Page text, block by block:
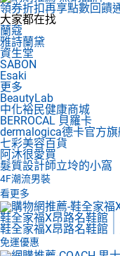
領券折扣再享點數回饋
大家都在找
蘭蔻
雅詩蘭黛
資生堂
SABON
Esaki
更多
BeautyLab
中化裕民健康商城
BERROCAL 貝羅卡
dermalogica德卡官方
七彩美容百貨
阿沐很愛買
髮質設計師立坽的小窩
4F潮流男裝
看更多
鞋全家福X昂路名鞋館
鞋全家福X昂路名鞋館
免運優惠